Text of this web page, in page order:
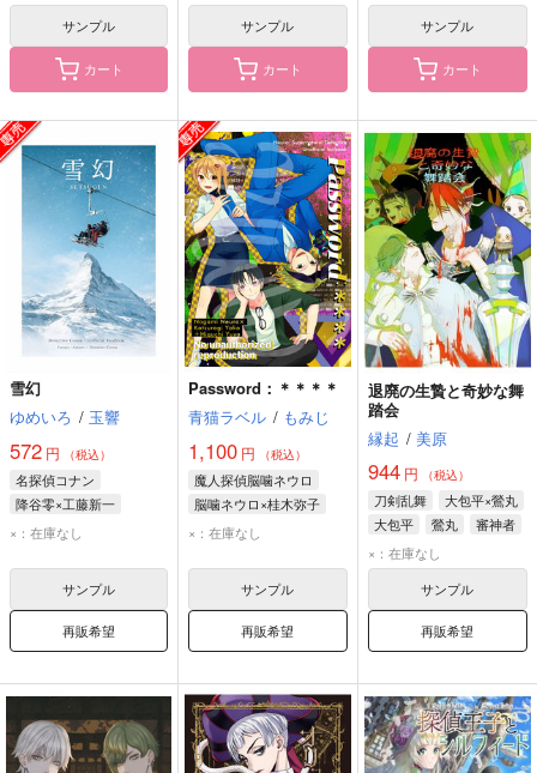
サンプル
カート
サンプル
カート
サンプル
カート
雪幻
ゆめいろ / 玉響
572 円 （税込）
名探偵コナン
降谷零×工藤新一
工藤新一
×：在庫なし
サンプル
再販希望
Password：＊＊＊＊
青猫ラベル / もみじ
1,100 円 （税込）
魔人探偵脳噛ネウロ
脳噛ネウロ×桂木弥子
脳噛ネウロ
×：在庫なし
サンプル
再販希望
退廃の生贄と奇妙な舞
踏会
縁起 / 美原
944円 （税込）
刀剣乱舞
大包平×鶯丸
大包平
鶯丸
審神者
×：在庫なし
サンプル
再販希望